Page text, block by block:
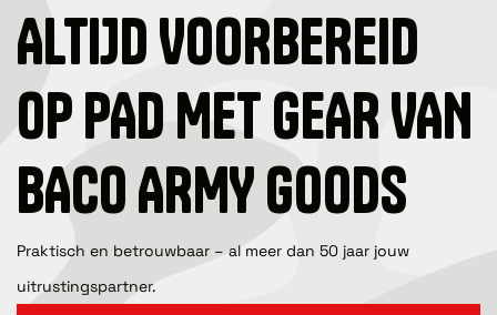
ALTIJD VOORBEREID
OP PAD MET GEAR VAN
BACO ARMY GOODS
Praktisch en betrouwbaar – al meer dan 50 jaar jouw
uitrustingspartner.